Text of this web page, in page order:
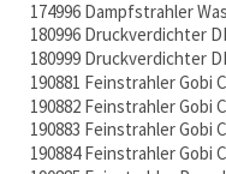
174996 Dampfstrahler
180996 Druckverdichter
180999 Druckverdichter
190881 Feinstrahler Gobi
190882 Feinstrahler Gobi
190883 Feinstrahler Gobi
190884 Feinstrahler Gobi